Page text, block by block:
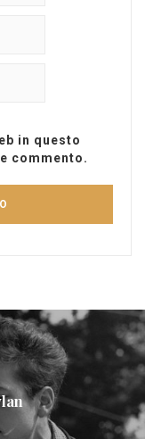
in questo
commento.